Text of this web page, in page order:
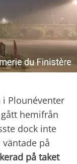
Plounéventer
hemifrån
dock inte
på
på taket